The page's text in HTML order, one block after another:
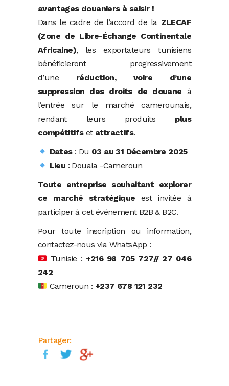
avantages douaniers à saisir !
Dans le cadre de l’accord de la ZLECAF
(Zone de Libre-Échange Continentale
Africaine), les exportateurs tunisiens
bénéficieront progressivement
d’une réduction, voire d’une
suppression des droits de douane à
l’entrée sur le marché camerounais,
rendant leurs produits plus
compétitifset attractifs.
Dates: Du 03 au 31 Décembre 2025
Lieu : Douala -Cameroun
Toute entreprise souhaitant explorer
ce marché stratégique est invitée à
participer à cet événement B2B & B2C.
Pour toute inscription ou information,
contactez-nous via WhatsApp :
Tunisie : +216 98 705 727// 27 046
242
Cameroun : +237 678 121 232
Partager: